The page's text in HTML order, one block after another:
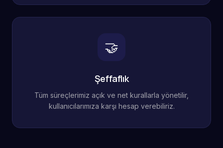
🤝
Şeffaflık
Tüm süreçlerimiz açık ve net kurallarla yönetilir,
kullanıcılarımıza karşı hesap verebiliriz.